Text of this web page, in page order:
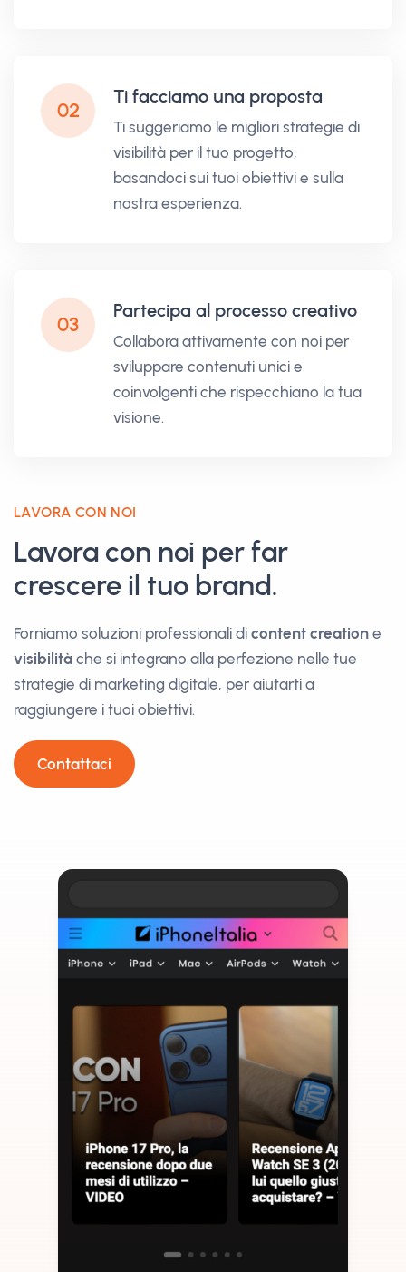
02
Ti facciamo una proposta
Ti suggeriamo le migliori strategie di
visibilità per il tuo progetto,
basandoci sui tuoi obiettivi e sulla
nostra esperienza.
03
Partecipa al processo creativo
Collabora attivamente con noi per
sviluppare contenuti unici e
coinvolgenti che rispecchiano la tua
visione.
LAVORA CON NOI
Lavora con noi per far
crescere il tuo brand.
Forniamo soluzioni professionali di content creation e
visibilità che si integrano alla perfezione nelle tue
strategie di marketing digitale, per aiutarti a
raggiungere i tuoi obiettivi.
Contattaci